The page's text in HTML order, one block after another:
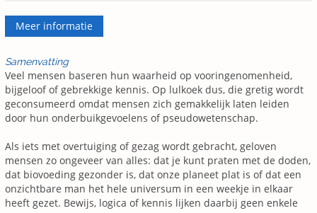
Meer informatie
Samenvatting
Veel mensen baseren hun waarheid op vooringenomenheid,
bijgeloof of gebrekkige kennis. Op lulkoek dus, die gretig wordt
geconsumeerd omdat mensen zich gemakkelijk laten leiden
door hun onderbuikgevoelens of pseudowetenschap.
Als iets met overtuiging of gezag wordt gebracht, geloven
mensen zo ongeveer van alles: dat je kunt praten met de doden,
dat biovoeding gezonder is, dat onze planeet plat is of dat een
onzichtbare man het hele universum in een weekje in elkaar
heeft gezet. Bewijs, logica of kennis lijken daarbij geen enkele